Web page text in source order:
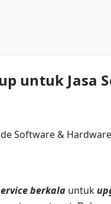
untuk Jasa
berkala untuk